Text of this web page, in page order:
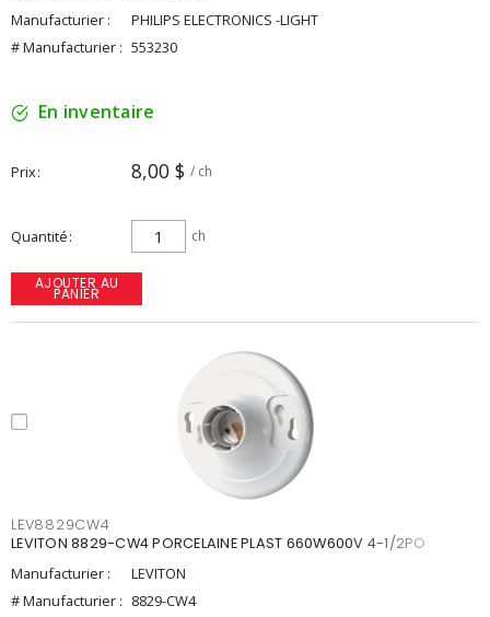
Manufacturier :
PHILIPS ELECTRONICS -LIGHT
# Manufacturier : 553230
En inventaire
Prix 8,00 $ / ch
Quantité ch
AJOUTER AU
PANIER
LEV8829CW4
LEVITON 8829-CW4 PORCELAINE PLAST 660W600V 4-1/2PO
Manufacturier :
LEVITON
# Manufacturier : 8829-CW4